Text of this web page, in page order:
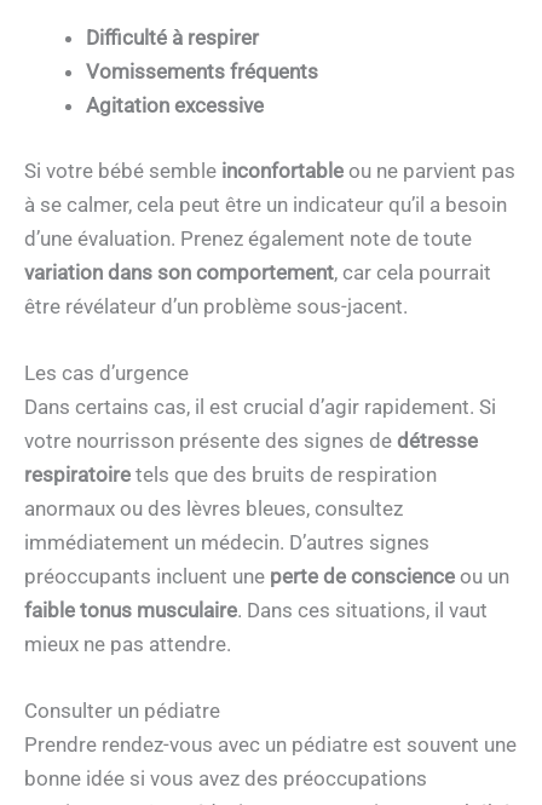
Difficulté à respirer
Vomissements fréquents
Agitation excessive
Si votre bébé semble inconfortable ou ne parvient pas
à se calmer, cela peut être un indicateur qu’il a besoin
d’une évaluation. Prenez également note de toute
variation dans son comportement, car cela pourrait
être révélateur d’un problème sous-jacent.
Les cas d’urgence
Dans certains cas, il est crucial d’agir rapidement. Si
votre nourrisson présente des signes de détresse
respiratoire tels que des bruits de respiration
anormaux ou des lèvres bleues, consultez
immédiatement un médecin. D’autres signes
préoccupants incluent une perte de conscience ou un
faible tonus musculaire. Dans ces situations, il vaut
mieux ne pas attendre.
Consulter un pédiatre
Prendre rendez-vous avec un pédiatre est souvent une
bonne idée si vous avez des préoccupations